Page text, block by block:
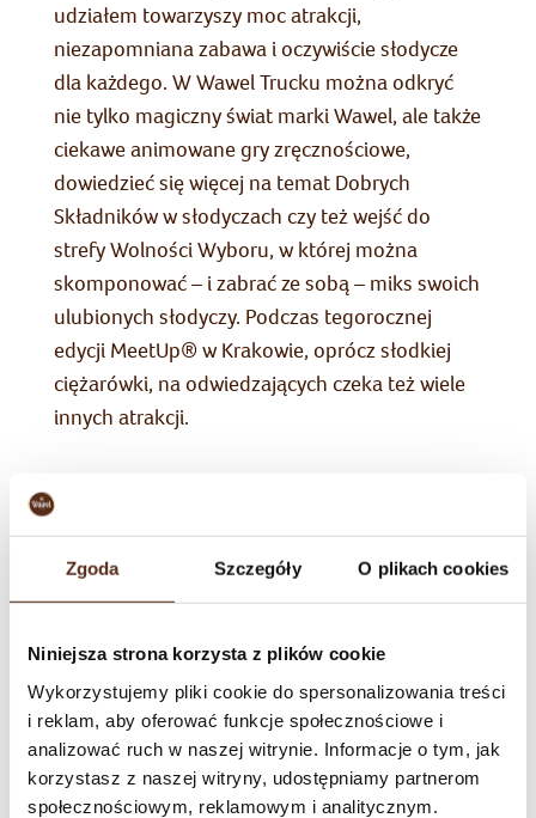
Zgoda Szczegóły O plikach cookies
Niniejsza strona korzysta z plików cookie
Wykorzystujemy pliki cookie do spersonalizowania treści
i reklam, aby oferować funkcje społecznościowe i
analizować ruch w naszej witrynie. Informacje o tym, jak
korzystasz z naszej witryny, udostępniamy partnerom
społecznościowym, reklamowym i analitycznym.
udziałem towarzyszy moc atrakcji,
niezapomniana zabawa i oczywiście słodycze
dla każdego. W Wawel Trucku można odkryć
nie tylko magiczny świat marki Wawel, ale także
ciekawe animowane gry zręcznościowe,
dowiedzieć się więcej na temat Dobrych
Składników w słodyczach czy też wejść do
strefy Wolności Wyboru, w której można
skomponować – i zabrać ze sobą – miks swoich
ulubionych słodyczy. Podczas tegorocznej
edycji MeetUp® w Krakowie, oprócz słodkiej
ciężarówki, na odwiedzających czeka też wiele
innych atrakcji.
Marka Wawel
której każdy będzie miał możliwość poznać
czołowych twórców sceny YouTube w Polsce:
Wersow – reprezentującą drużynę karmelowych
drużynęŻelków jak SMOK, Waksy z drużyną
Krówkioraz trio WiP Bros – z teamem
reprezentującymM!chałki z Wawelu.
Dodatkowo czeka moc innych atrakcji, m.in.
Fotobudka FREEZ ME, strefa gier RETRO, a